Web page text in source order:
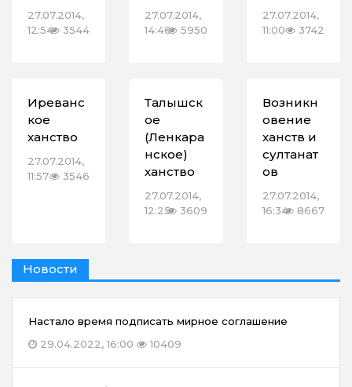
27.07.2014,
12:54
3544
27.07.2014,
14:46 5950
27.07.2014,
11:00
3742
Иреванс
кое
ханство
27.07.2014,
11:57
3546
Талышск
ое
(Ленкара
нское)
ханство
27.07.2014,
12:25 3609
Возникн
овение
ханств и
султанат
ов
27.07.2014,
16:34 8667
Новости
Настало время подписать мирное соглашение
29.04.2022, 16:00
10409